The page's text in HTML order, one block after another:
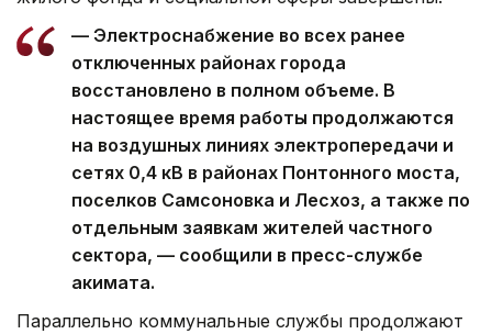
— Электроснабжение во всех ранее
отключенных районах города
восстановлено в полном объеме. В
настоящее время работы продолжаются
на воздушных линиях электропередачи и
сетях 0,4 кВ в районах Понтонного моста,
поселков Самсоновка и Лесхоз, а также по
отдельным заявкам жителей частного
сектора, — сообщили в пресс-службе
акимата.
Параллельно коммунальные службы продолжают